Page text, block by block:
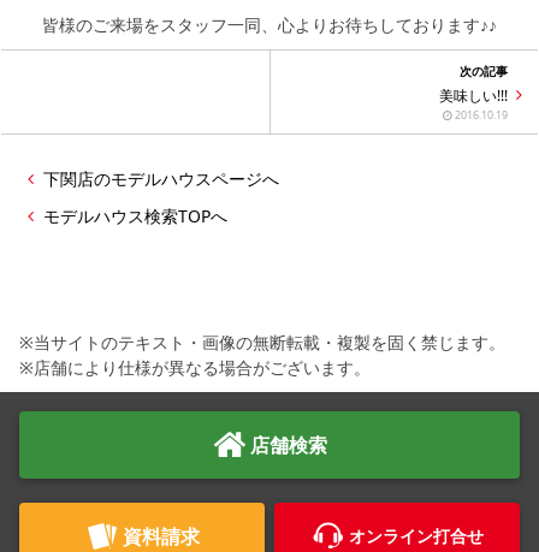
建築実例
シミュレー ション
家づくりの知識
企業情報
お問い合わせ
下関店 TOPへ
皆様のご来場をスタッフ一同、心よりお待ちしております♪♪
次の記事
美味しい!!!
2016.10.19
下関店のモデルハウスページへ
モデルハウス検索TOPへ
※当サイトのテキスト・画像の無断転載・複製を固く禁じます。
※店舗により仕様が異なる場合がございます。
店舗検索
資料請求 オンライン打合せ